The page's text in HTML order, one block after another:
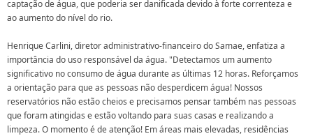
captação de água, que poderia ser danificada devido à forte correnteza e
ao aumento do nível do rio.
Henrique Carlini, diretor administrativo-financeiro do Samae, enfatiza a
importância do uso responsável da água. "Detectamos um aumento
significativo no consumo de água durante as últimas 12 horas. Reforçamos
a orientação para que as pessoas não desperdicem água! Nossos
reservatórios não estão cheios e precisamos pensar também nas pessoas
que foram atingidas e estão voltando para suas casas e realizando a
limpeza. O momento é de atenção! Em áreas mais elevadas, residências